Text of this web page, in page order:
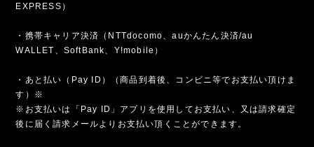
EXPRESS）
・携帯キャリア決済（NTTdocomo、auかんたん決済/au
WALLET、SoftBank、Y!mobile）
・あと払い（Pay ID）（商品到着後、コンビニ等でお支払い頂けま
す）※
※お支払いは「Pay ID」アプリを使用してお支払い、又は請求確定
後に届く請求メールよりお支払い頂くことができます。